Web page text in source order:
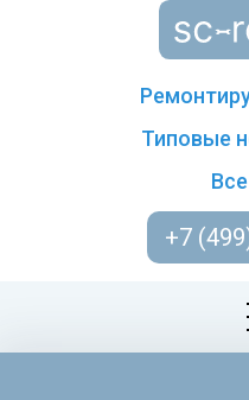
Типовые
+7